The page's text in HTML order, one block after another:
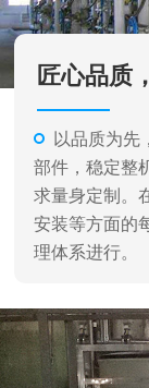
匠心品质
以品质为先
部件，稳定整
求量身定制。
安装等方面的
理体系进行。